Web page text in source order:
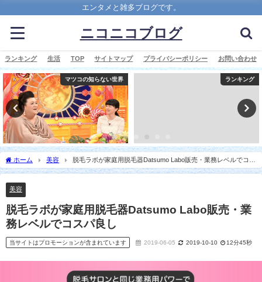
エンタメと雑多ブログです。
ニコニコブログ
ランキング 生活 TOP サイトマップ プライバシーポリシー お問い合わせ
マツコの知らない世界 ランキング
ホーム 美容
脱毛ラボが家庭用脱毛器Datsumo Labo販売・業務レベルでコス
パ良し
美容
脱毛ラボが家庭用脱毛器Datsumo Labo販売・業
務レベルでコスパ良し
当サイトはプロモーションが含まれています 2019-06-05 2019-10-10 12分45秒